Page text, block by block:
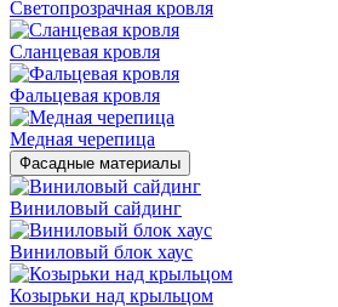
Светопрозрачная кровля
Сланцевая кровля
Фальцевая кровля
Медная черепица
Фасадные материалы
Виниловый сайдинг
Виниловый блок хаус
Козырьки над крыльцом